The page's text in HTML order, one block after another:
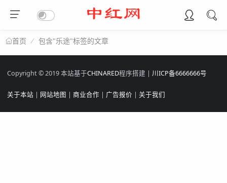
首页 包含"乐途"标签的文章
Copyright © 2019 本站基于CHINARED程序搭建 | 川ICP备6666666号
关于本站 | 网站地图 | 商业合作 | 广告报价 | 关于我们